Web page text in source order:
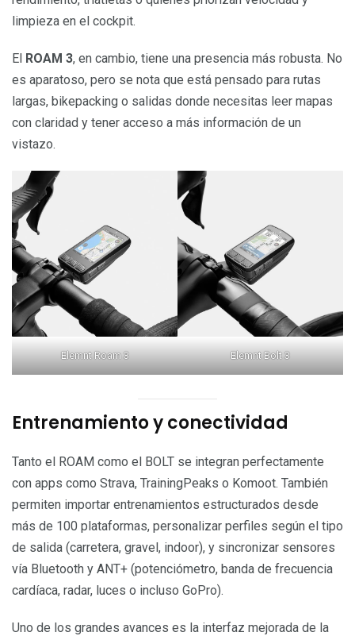
limpieza en el cockpit.
El ROAM 3, en cambio, tiene una presencia más robusta. No
es aparatoso, pero se nota que está pensado para rutas
largas, bikepacking o salidas donde necesitas leer mapas
con claridad y tener acceso a más información de un
vistazo.
Elemnt Roam 3 Elemnt Bolt 3
Entrenamiento y conectividad
Tanto el ROAM como el BOLT se integran perfectamente
con apps como Strava, TrainingPeaks o Komoot. También
permiten importar entrenamientos estructurados desde
más de 100 plataformas, personalizar perfiles según el tipo
de salida (carretera, gravel, indoor), y sincronizar sensores
vía Bluetooth y ANT+ (potenciómetro, banda de frecuencia
cardíaca, radar, luces o incluso GoPro).
Uno de los grandes avances es la interfaz mejorada de la